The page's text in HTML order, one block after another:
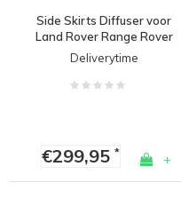
Side Skirts Diffuser voor
Land Rover Range Rover
Sport L494
Deliverytime
€299,95* +